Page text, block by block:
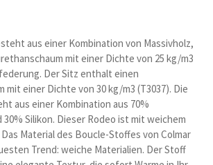
aus einer Kombination von Massivholz,
mit einer Dichte von 25 kg/m3
Der Sitz enthalt einen
mit einer Dichte von 30 kg/m3 (T3037). Die
aus einer Kombination aus 70%
Silikon. Dieser Rodeo ist mit weichem
Material des Boucle-Stoffes von Colmar
Trend: weiche Materialien. Der Stoff